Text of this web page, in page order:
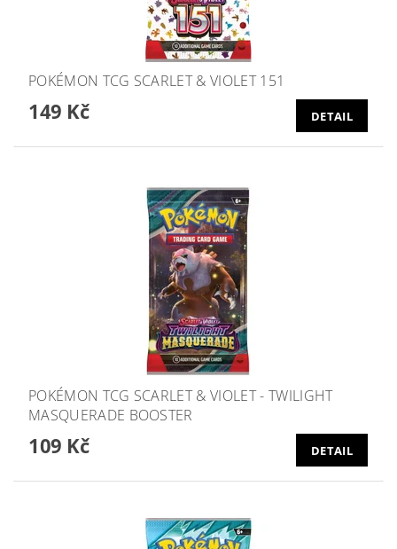
POKÉMON TCG SCARLET & VIOLET 151
149 Kč DETAIL
POKÉMON TCG SCARLET & VIOLET - TWILIGHT
MASQUERADE BOOSTER
109 Kč DETAIL